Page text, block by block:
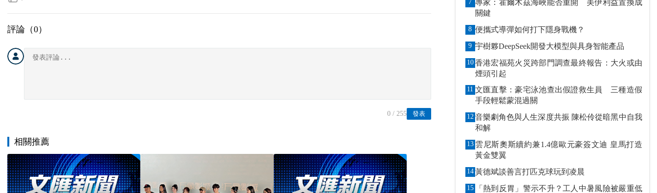
評論（0）
發表
0 / 255
相關推薦
7 專家：霍爾木茲海峽能否重開 美伊利益置換成
關鍵
8 便攜式導彈如何打下隱身戰機？
9 宇樹夥DeepSeek開發大模型與具身智能產品
10 香港宏福苑火災跨部門調查最終報告：大火或由
煙頭引起
11 文匯直擊：豪宅泳池查出假證救生員 三種造假
手段輕鬆蒙混過關
12 音樂劇角色與人生深度共振 陳松伶從暗黑中自我
和解
13 雲尼斯奧斯續約兼1.4億歐元豪簽文迪 皇馬打造
黃金雙翼
14 黃德斌談善言打匹克球玩到凌晨
15
「熱到反胃」警示不升？工人中暑風險被嚴重低